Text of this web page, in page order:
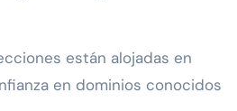
están alojadas en
en dominios conocidos